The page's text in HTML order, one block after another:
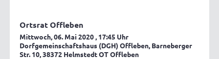
Ortsrat Offleben
Mittwoch, 06. Mai 2020, 17:45 Uhr
Dorfgemeinschaftshaus (DGH) Offleben, Barneberger
Str. 10, 38372 Helmstedt OT Offleben